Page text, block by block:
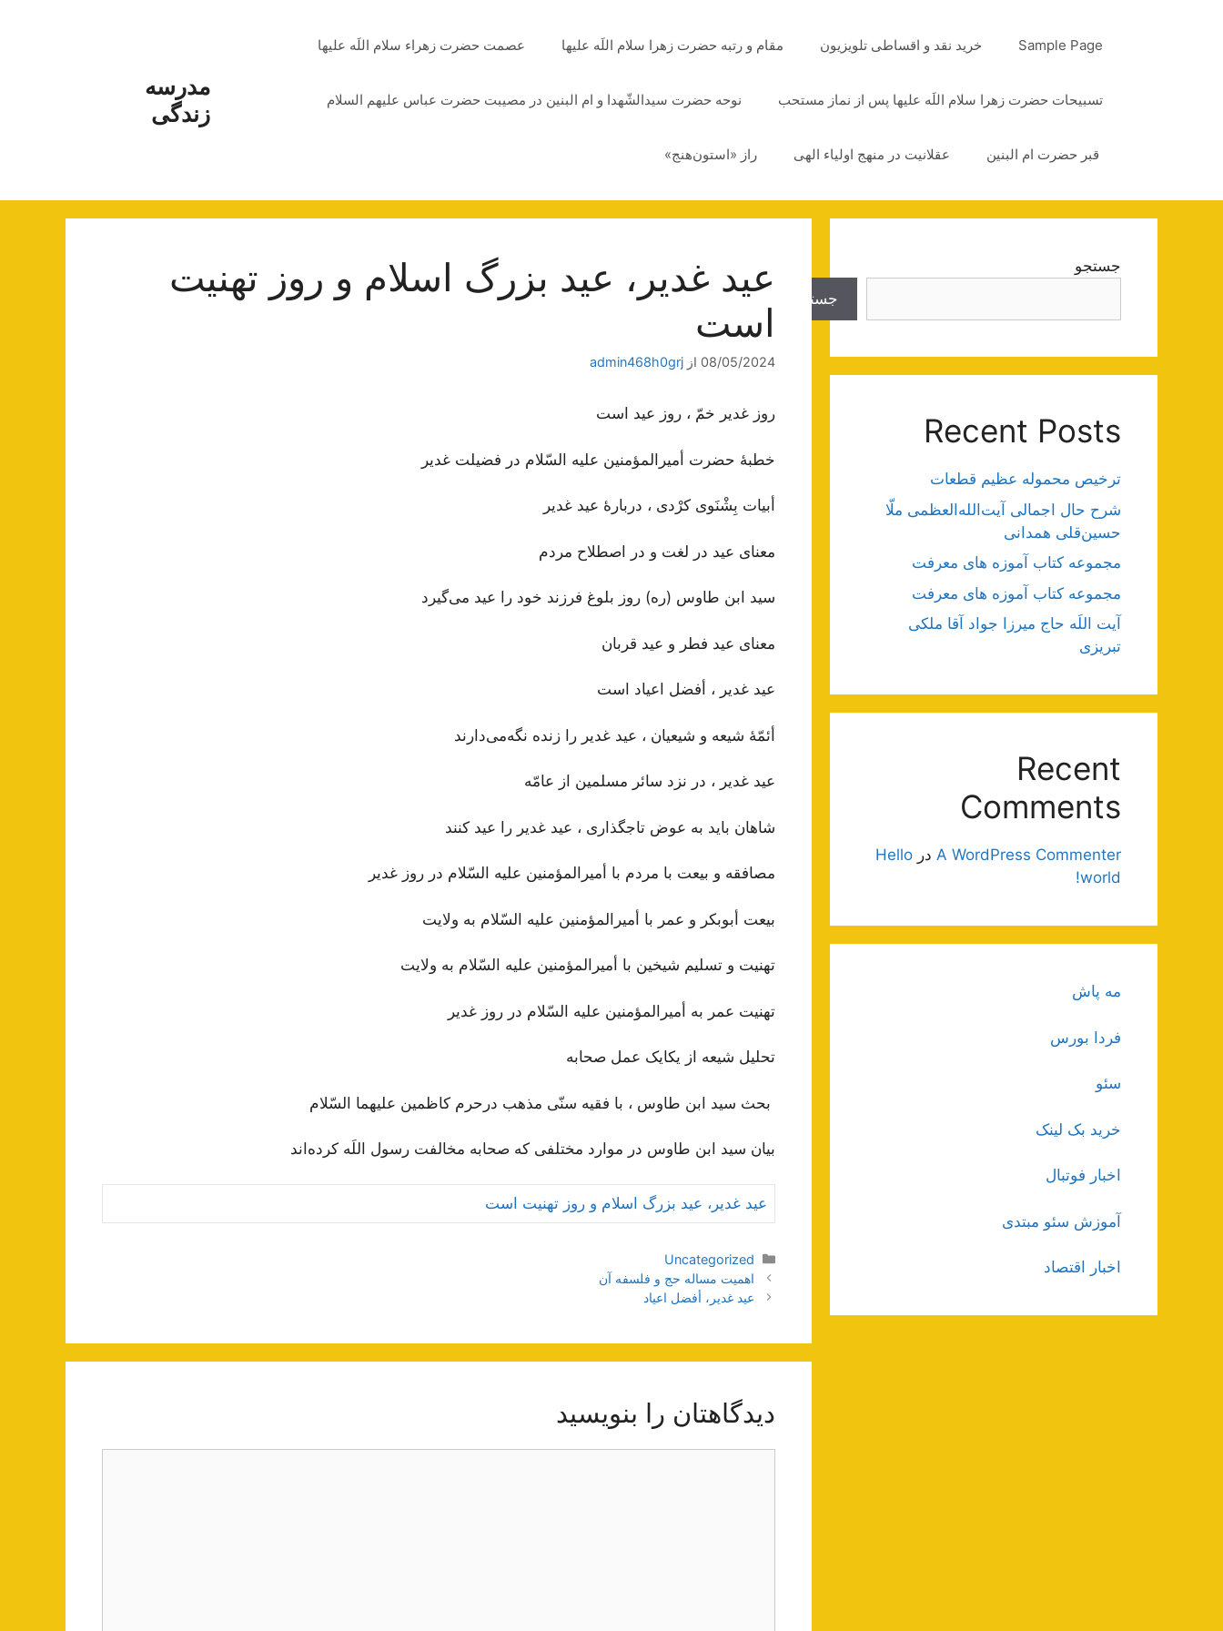
مدرسه
زندگی
Sample Page خرید نقد و اقساطی تلویزیون مقام و رتبه حضرت زهرا سلام اللَه علیها عصمت حضرت زهراء سلام اللَه علیها
تسبیحات حضرت زهرا سلام اللَه علیها پس از نماز مستحب نوحه حضرت سیدالشّهدا و ام البنین در مصیبت حضرت عباس علیهم السلام
قبر حضرت ام البنین عقلانیت در منهج اولیاء الهی راز «استون‌هنج»
عید غدیر، عید بزرگ اسلام و روز تهنیت
است
08/05/2024 از admin468h0grj
روز غدیر خمّ ، روز عید است‌
خطبۀ حضرت‌ أمیرالمؤمنین‌ علیه‌ السّلام‌ در فضیلت‌ غدیر
أبیات‌ بِشْنَوی‌ کرْدی‌ ، دربارۀ عید غدیر
معنای‌ عید در لغت‌ و در اصطلاح‌ مردم‌
سید ابن‌ طاوس‌ (ره‌) روز بلوغ‌ فرزند خود را عید می‌گیرد
معنای‌ عید فطر و عید قربان‌
عید غدیر ، أفضل‌ اعیاد است‌
أئمّۀ شیعه‌ و شیعیان‌ ، عید غدیر را زنده‌ نگه‌می‌دارند
عید غدیر ، در نزد سائر مسلمین‌ از عامّه‌
شاهان‌ باید به‌ عوض‌ تاجگذاری‌ ، عید غدیر را عید کنند
مصافقه‌ و بیعت‌ با مردم‌ با أمیرالمؤمنین‌ علیه‌ السّلام‌ در روز غدیر
بیعت‌ أبوبکر و عمر با أمیرالمؤمنین‌ علیه‌ السّلام‌ به‌ ولایت‌
تهنیت‌ و تسلیم‌ شیخین‌ با أمیرالمؤمنین‌ علیه‌ السّلام‌ به‌ ولایت‌
تهنیت‌ عمر به‌ أمیرالمؤمنین‌ علیه‌ السّلام‌ در روز غدیر
تحلیل شیعه‌ از یکایک‌ عمل‌ صحابه‌
بحث‌ سید ابن‌ طاوس‌ ، با فقیه‌ سنّی‌ مذهب‌ درحرم‌ کاظمین‌ علیهما السّلام‌
بیان‌ سید ابن‌ طاوس‌ در موارد مختلفی‌ که‌ صحابه‌ مخالفت‌ رسول‌ اللَه‌ کرده‌اند
عید غدیر، عید بزرگ اسلام و روز تهنیت است
دسته‌ها
Uncategorized
ناوبری
نوشته‌ها
اهمیت مساله حج و فلسفه آن
عید غدیر، أفضل اعیاد
دیدگاهتان را بنویسید
جستجو
جستجو
Recent Posts
ترخیص محموله عظیم قطعات
شرح حال اجمالی آیت‌الله‌العظمی ملّا
حسین‌قلی همدانی
مجموعه کتاب آموزه های معرفت
مجموعه کتاب آموزه های معرفت
آیت اللَه حاج میرزا جواد آقا ملکی
تبریزی
Recent
Comments
A WordPress Commenter در Hello
world!
مه پاش
فردا بورس
سئو
خرید بک لینک
اخبار فوتبال
آموزش سئو مبتدی
اخبار اقتصاد